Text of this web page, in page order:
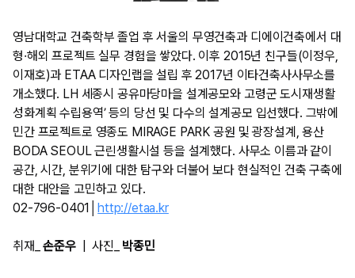
영남대학교 건축학부 졸업 후 서울의 무영건축과 디에이건축에서 대
형·해외 프로젝트 실무 경험을 쌓았다. 이후 2015년 친구들(이정우,
이재호)과 ETAA 디자인랩을 설립 후 2017년 이타건축사사무소를
개소했다. LH 세종시 공유마당마을 설계공모와 고령군 도시재생활
성화계획 수립용역’ 등의 당선 및 다수의 설계공모 입선했다. 그밖에
민간 프로젝트로 영종도 MIRAGE PARK 공원 및 광장설계, 용산
BODA SEOUL 근린생활시설 등을 설계했다. 사무소 이름과 같이
공간, 시간, 분위기에 대한 탐구와 더불어 보다 현실적인 건축 구축에
대한 대안을 고민하고 있다.
02-796-0401│http://etaa.kr
취재_손준우| 사진_ 박종민